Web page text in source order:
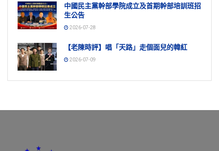
中國民主黨幹部學院成立及首期幹部培訓班招
生公告
2026-07-28
【老陳時評】唱「天路」走個面兒的韓紅
2026-07-09